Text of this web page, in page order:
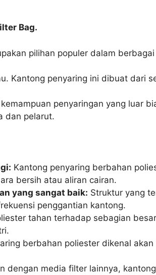
Bag.
pilihan populer dalam
Kantong penyaring ini dibuat dari
penyaringan yang luar
dan pelarut.
Kantong penyaring berbahan
bersih atau aliran cairan.
yang sangat baik: Struktur yang
penggantian kantong.
tahan terhadap sebagian
berbahan poliester dikenal
dengan media filter lainnya,